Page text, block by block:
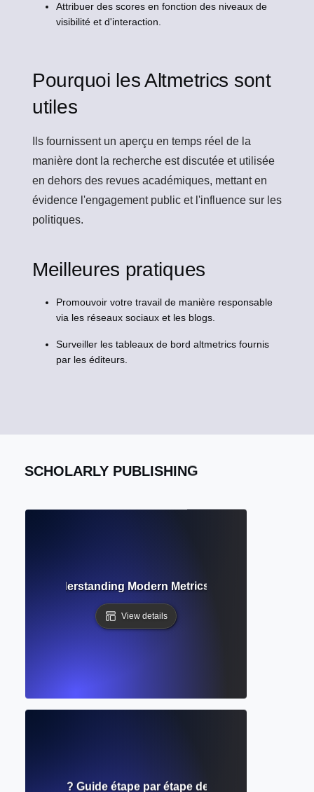
Attribuer des scores en fonction des niveaux de
visibilité et d'interaction.
Pourquoi les Altmetrics sont
utiles
Ils fournissent un aperçu en temps réel de la
manière dont la recherche est discutée et utilisée
en dehors des revues académiques, mettant en
évidence l'engagement public et l'influence sur les
politiques.
Meilleures pratiques
Promouvoir votre travail de manière responsable
via les réseaux sociaux et les blogs.
Surveiller les tableaux de bord altmetrics fournis
par les éditeurs.
SCHOLARLY PUBLISHING
Understanding Modern Metrics Beyond Citation
View details
? Guide étape par étape des exigences pour